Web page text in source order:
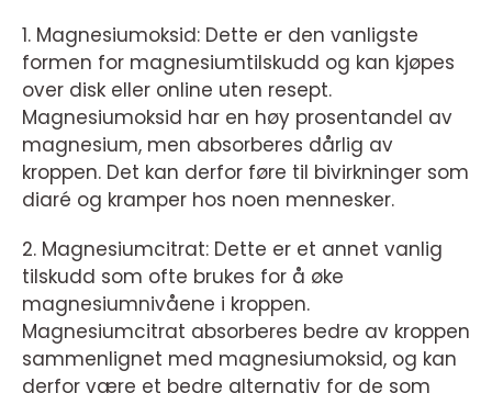
1. Magnesiumoksid: Dette er den vanligste
formen for magnesiumtilskudd og kan kjøpes
over disk eller online uten resept.
Magnesiumoksid har en høy prosentandel av
magnesium, men absorberes dårlig av
kroppen. Det kan derfor føre til bivirkninger som
diaré og kramper hos noen mennesker.
2. Magnesiumcitrat: Dette er et annet vanlig
tilskudd som ofte brukes for å øke
magnesiumnivåene i kroppen.
Magnesiumcitrat absorberes bedre av kroppen
sammenlignet med magnesiumoksid, og kan
derfor være et bedre alternativ for de som